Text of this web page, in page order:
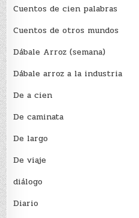
Cuentos de cien palabras
Cuentos de otros mundos
Dábale Arroz (semana)
Dábale arroz a la industria
De a cien
De caminata
De largo
De viaje
diálogo
Diario